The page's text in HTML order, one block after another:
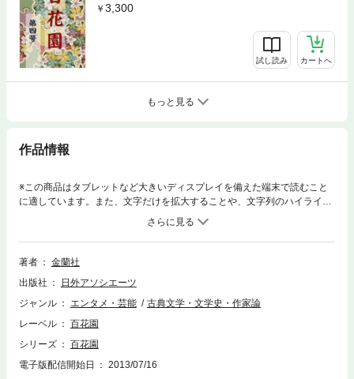
3,300
試し読み カートへ
もっと見る
作品情報
※この商品はタブレットなど大きいディスプレイを備えた端末で読むこと
に適しています。また、文字だけを拡大することや、文字列のハイライ
ト、検索、辞書の参照、引用などの機能が使用できません。明治の頃、名
人による落語・講談を忠実に再現した速記本は、ある種の大衆文学として
人気を博していました。そんな速記本の中で最も支持されていたのが「百
花園」でした。本シリーズは、明治22（1889）年5月から明治33（190
復刻したものです。大衆芸能史研究家で神田神保町の古書店「いにしえ文
庫」店主である岡田則夫氏所蔵の全240号を１ページずつ写真撮影してデ
できます。高画質なので、文字やルビを拡大して見ることも可能です。明
治時代の舌耕文芸の全貌が見渡せ、当時の風俗や話し言葉を知るための資
料としても貴重です。（古書を元に制作した電子書籍ですので、その状態
により一部読みにくい箇所がございます。予めご了承くださいますようお
著者
金蘭社
出版社
日外アソシエーツ
ジャンル
エンタメ・芸能
古典文学・文学史・作家論
レーベル
百花園
シリーズ
百花園
電子版配信開始日
2013/07/16